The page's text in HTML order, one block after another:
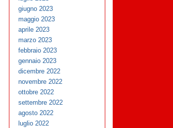
giugno 2023
maggio 2023
aprile 2023
marzo 2023
febbraio 2023
gennaio 2023
dicembre 2022
novembre 2022
ottobre 2022
settembre 2022
agosto 2022
luglio 2022